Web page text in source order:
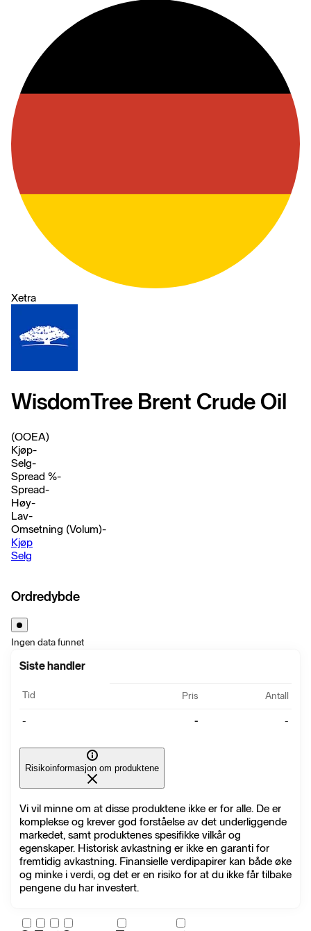
Xetra
WisdomTree Brent Crude Oil
(OOEA)
Kjøp-
Selg-
Spread %-
Spread-
Høy-
Lav-
Omsetning (Volum)-
Kjøp
Selg
Ordredybde
Ingen data funnet
Siste handler
Tid Pris Antall
- - -
Risikoinformasjon om produktene
Vi vil minne om at disse produktene ikke er for alle. De er
komplekse og krever god forståelse av det underliggende
markedet, samt produktenes spesifikke vilkår og
egenskaper. Historisk avkastning er ikke en garanti for
fremtidig avkastning. Finansielle verdipapirer kan både øke
og minke i verdi, og det er en risiko for at du ikke får tilbake
pengene du har investert.